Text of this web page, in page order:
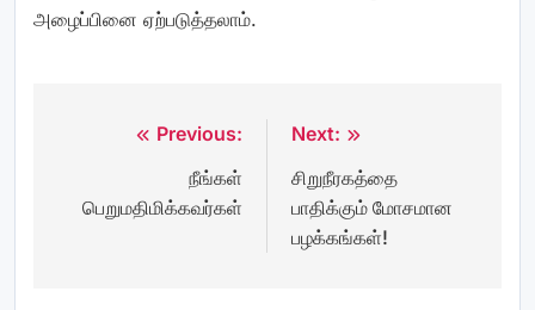
அழைப்பினை ஏற்படுத்தலாம்.
Previous:
நீங்கள்
பெறுமதிமிக்கவர்கள்
Next:
சிறுநீரகத்தை
பாதிக்கும் மோசமான
பழக்கங்கள்!